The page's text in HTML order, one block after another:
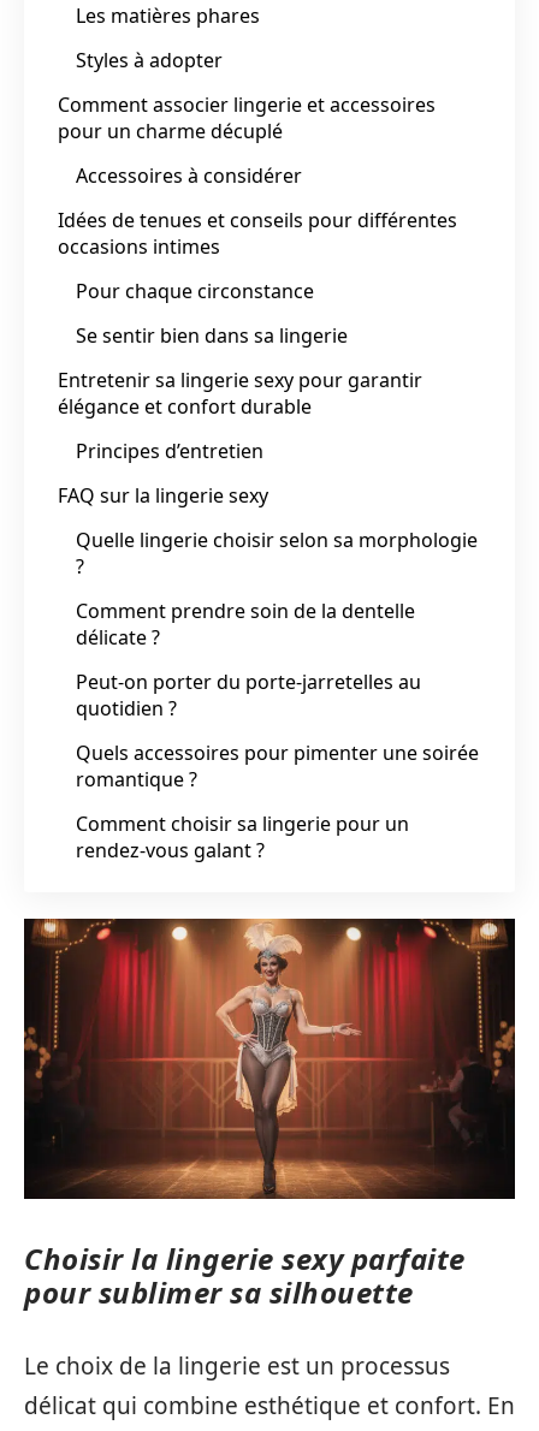
Les matières phares
Styles à adopter
Comment associer lingerie et accessoires
pour un charme décuplé
Accessoires à considérer
Idées de tenues et conseils pour différentes
occasions intimes
Pour chaque circonstance
Se sentir bien dans sa lingerie
Entretenir sa lingerie sexy pour garantir
élégance et confort durable
Principes d’entretien
FAQ sur la lingerie sexy
Quelle lingerie choisir selon sa morphologie
?
Comment prendre soin de la dentelle
délicate ?
Peut-on porter du porte-jarretelles au
quotidien ?
Quels accessoires pour pimenter une soirée
romantique ?
Comment choisir sa lingerie pour un
rendez-vous galant ?
Choisir la lingerie sexy parfaite
pour sublimer sa silhouette
Le choix de la lingerie est un processus
délicat qui combine esthétique et confort. En